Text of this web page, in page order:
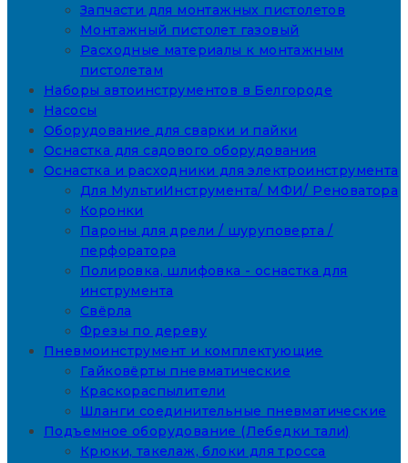
Запчасти для монтажных пистолетов
Монтажный пистолет газовый
Расходные материалы к монтажным
пистолетам
Наборы автоинструментов в Белгороде
Насосы
Оборудование для сварки и пайки
Оснастка для садового оборудования
Оснастка и расходники для электроинструмента
Для МультиИнструмента/ МФИ/ Реноватора
Коронки
Пароны для дрели / шуруповерта /
перфоратора
Полировка, шлифовка - оснастка для
инструмента
Свёрла
Фрезы по дереву
Пневмоинструмент и комплектующие
Гайковёрты пневматические
Краскораспылители
Шланги соединительные пневматические
Подъемное оборудование (Лебедки тали)
Крюки, такелаж, блоки для тросса